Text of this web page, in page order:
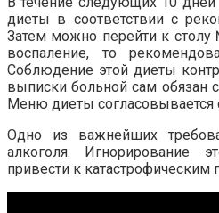
диеты в соответствии с
Затем можно перейти к
воспаление, то
Соблюдение этой диеты
выписки больной сам обязан
Меню диеты согласовывается
Одно из важнейших
алкоголя. Игнорирование
привести к катастрофическим